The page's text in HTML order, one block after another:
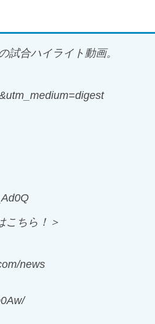
試合ハイライト動画。
こちら！＞
news